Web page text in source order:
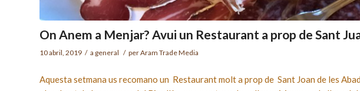
On Anem a Menjar? Avui un Restaurant a prop de Sant
10 abril, 2019 / a general / perAram Trade Media
Aquesta setmana us recomano un Restaurant molt a prop de Sant Joan de les